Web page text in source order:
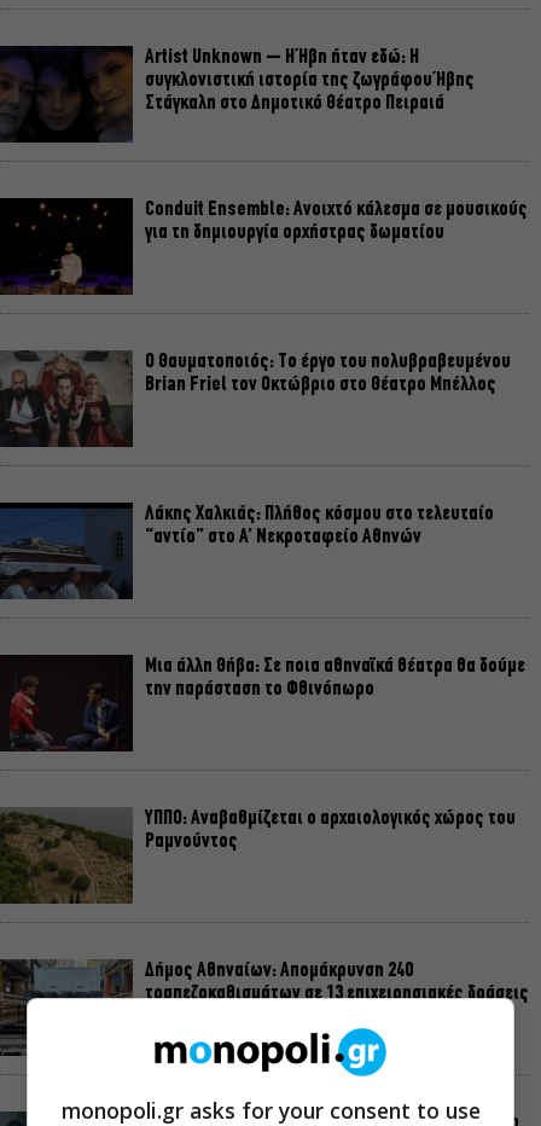
Artist Unknown – Η Ήβη ήταν εδώ: Η
συγκλονιστική ιστορία της ζωγράφου Ήβης
Στάγκαλη στο Δημοτικό Θέατρο Πειραιά
Conduit Ensemble: Ανοιχτό κάλεσμα σε μουσικούς
για τη δημιουργία ορχήστρας δωματίου
Ο Θαυματοποιός: Το έργο του πολυβραβευμένου
Brian Friel τον Οκτώβριο στο Θέατρο Μπέλλος
Λάκης Χαλκιάς: Πλήθος κόσμου στο τελευταίο
“αντίο” στο Α’ Νεκροταφείο Αθηνών
Μια άλλη Θήβα: Σε ποια αθηναϊκά θέατρα θα δούμε
την παράσταση το Φθινόπωρο
ΥΠΠΟ: Αναβαθμίζεται ο αρχαιολογικός χώρος του
Ραμνούντος
Δήμος Αθηναίων: Απομάκρυνση 240
τραπεζοκαθισμάτων σε 13 επιχειρησιακές δράσεις
monopoli.gr asks for your consent to use